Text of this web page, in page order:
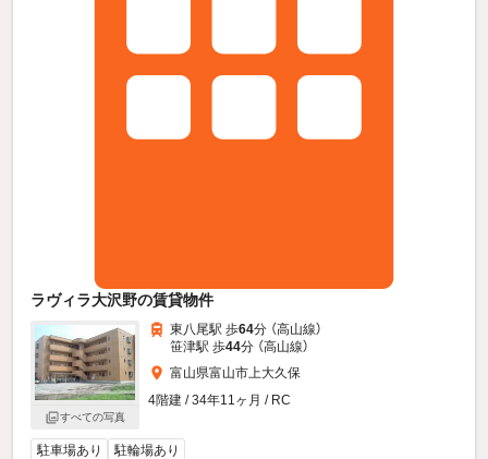
ラヴィラ大沢野の賃貸物件
すべての写真
東八尾駅 歩64分 （高山線）
笹津駅 歩44分 （高山線）
富山県富山市上大久保
4階建 / 34年11ヶ月 / RC
駐車場あり 駐輪場あり